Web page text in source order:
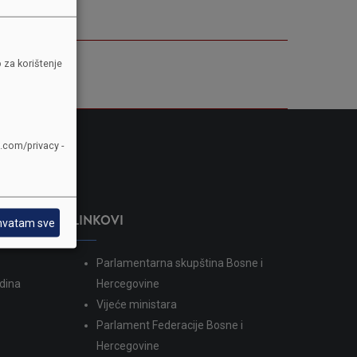
LINKOVI
Parlamentarna skupština Bosne i
Hercegovine
Vijeće ministara
Parlament Federacije Bosne i
Hercegovine
za korištenje
privacy -
sve